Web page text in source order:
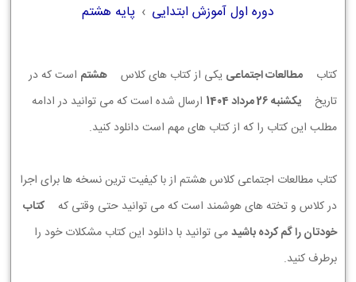
دوره اول آموزش ابتدایی › پایه هشتم
کتاب مطالعات اجتماعی یکی از کتاب های کلاس هشتم است که در
تاریخ
يكشنبه 26 مرداد 1404
ارسال شده است که می توانید در ادامه
مطلب این کتاب را که از کتاب های مهم است دانلود کنید.
کتاب مطالعات اجتماعی کلاس هشتم از با کیفیت ترین نسخه ها برای اجرا
در کلاس و تخته های هوشمند است که می توانید حتی وقتی که
کتاب
خودتان را گم کرده باشیدمی توانید با دانلود این کتاب مشکلات خود را
برطرف کنید.